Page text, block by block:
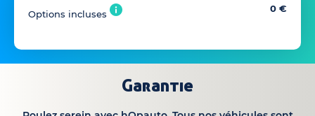
Options incluses 0 €
Garantie